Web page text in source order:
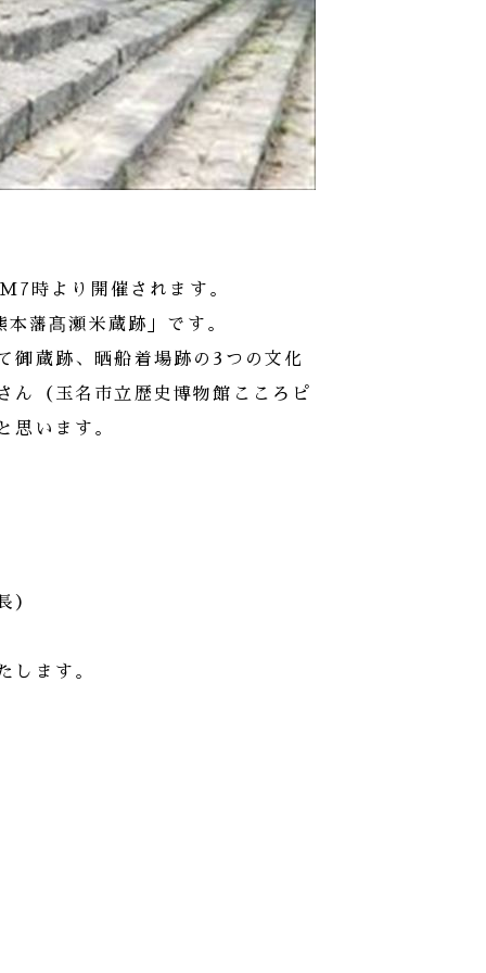
時より開催されます。
藩髙瀬米蔵跡」です。
御蔵跡、晒船着場跡の3つの文化
ん（玉名市立歴史博物館こころピ
思います。
）
します。